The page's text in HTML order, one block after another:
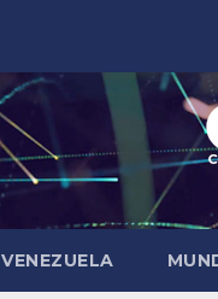
VENEZUELA